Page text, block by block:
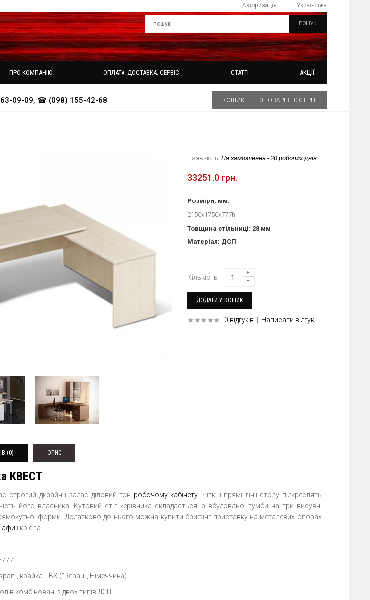
Українська
Авторизація
ПОШУК
ПРО КОМПАНІЮ ОПЛАТА. ДОСТАВКА. СЕРВІС СТАТТІ АКЦІЇ
09-09, ☎ (098) 155-42-68 КОШИК 0 ТОВАРІВ - 0.0 ГРН.
Наявність: На замовлення - 20 робочих днів
33251.0 грн.
Розміри, мм:
2150х1750х777h
Товщина стільниці: 28 мм
Матеріал: ДСП
Кількість
0 відгуків Написати відгук
(0) ОПИС
КВЕСТ
строгий дизайн і задає діловий тон робочому кабінету . Чіткі і прямі лінії столу підкреслять
його власника. Кутовий стіл керівника складається із вбудованої тумби на три висувні
форми. Додатково до нього можна купити брифінг-приставку на металевих опорах
і крісла.
крайка ПВХ ("Rehau", Німеччина)
комбіновані з двох типів ДСП